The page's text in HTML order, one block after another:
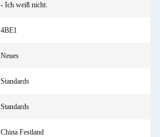
- Ich weiß nicht.
4BE1
Neues
Standards
Standards
China Festland